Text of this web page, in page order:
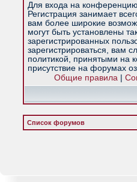
Для входа на
Регистрация занимает
вам более широкие
могут быть установлены
зарегистрированных
зарегистрироваться, вам
политикой, принятыми на
присутствие на форумах
Общие правила|
Список форумов